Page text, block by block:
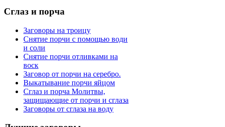
Сглаз и порча
Заговоры на троицу
Снятие порчи с помощью води
и соли
Снятие порчи отливками на
воск
Заговор от порчи на серебро.
Выкатывание порчи яйцом
Сглаз и порча Молитвы,
защищающие от порчи и сглаза
Заговоры от сглаза на воду